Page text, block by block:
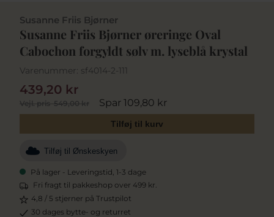
Susanne Friis Bjørner
Susanne Friis Bjørner øreringe Oval
Cabochon forgyldt sølv m. lyseblå krystal
Varenummer: sf4014-2-111
Vejl. pris549,00 kr Spar 109,80 kr
439,20 kr
Tilføj til kurv
Tilføj til Ønskeskyen
På lager - Leveringstid, 1-3 dage
Fri fragt til pakkeshop over 499 kr.
4,8 / 5 stjerner på Trustpilot
30 dages bytte- og returret